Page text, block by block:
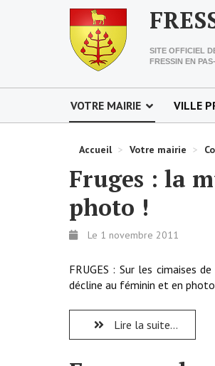
SITE OFFICIEL
FRESSIN EN
VOTRE MAIRIE VILLE
Accueil > Votre mairie >
Fruges : la
photo !
Le 1 novembre 2011
FRUGES : Sur les cimaises
décline au féminin et en
Lire la suite...